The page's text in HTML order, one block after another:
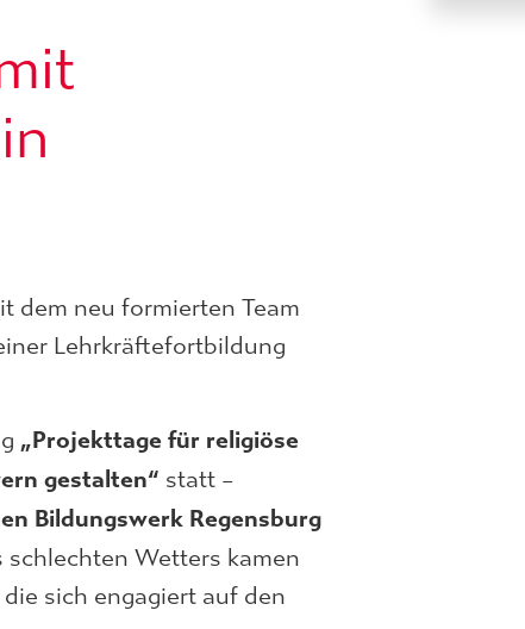
dem neu formierten Team
Lehrkräftefortbildung
„Projekttage für religiöse
gestalten“ statt –
Bildungswerk Regensburg
schlechten Wetters kamen
sich engagiert auf den